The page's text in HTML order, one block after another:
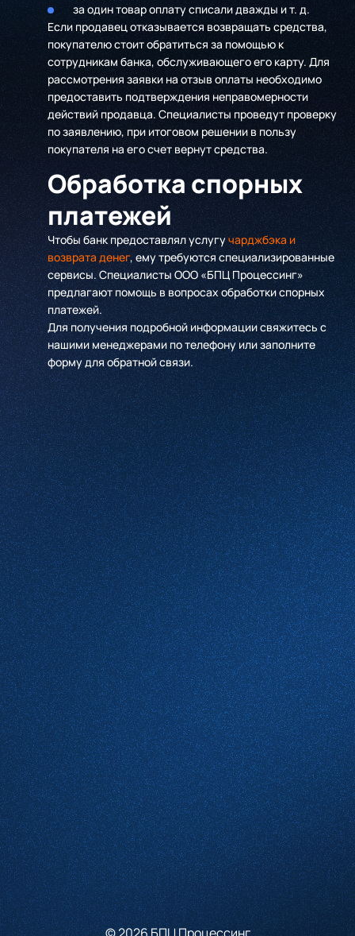
за один товар оплату списали дважды и т. д.
Если продавец отказывается возвращать средства,
покупателю стоит обратиться за помощью к
сотрудникам банка, обслуживающего его карту. Для
рассмотрения заявки на отзыв оплаты необходимо
предоставить подтверждения неправомерности
действий продавца. Специалисты проведут проверку
по заявлению, при итоговом решении в пользу
покупателя на его счет вернут средства.
Обработка спорных
платежей
Чтобы банк предоставлял услугучарджбэка и
возврата денег, ему требуются специализированные
сервисы. Специалисты ООО «БПЦ Процессинг»
предлагают помощь в вопросах обработки спорных
платежей.
Для получения подробной информации свяжитесь с
нашими менеджерами по телефону или заполните
форму для обратной связи.
Имя*
Компания*
Телефон*
Проверочное слово*(Нажмите чтобы обновить)
Email
Какие услуги вас интересуют
Комментарий
Я принимаю условияПользовательского соглашения
и согласен сПолитикой конфиденциальности
Отправить